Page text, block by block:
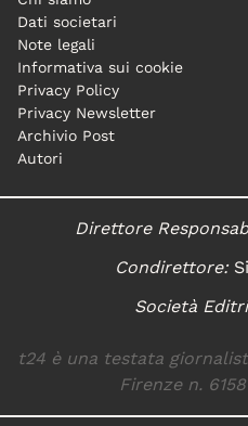
Dati societari
Note legali
Informativa sui cookie
Privacy Policy
Privacy Newsletter
Archivio Post
Autori
Direttore
Condirettore:
Società
t24 è una testata
Firenze n.